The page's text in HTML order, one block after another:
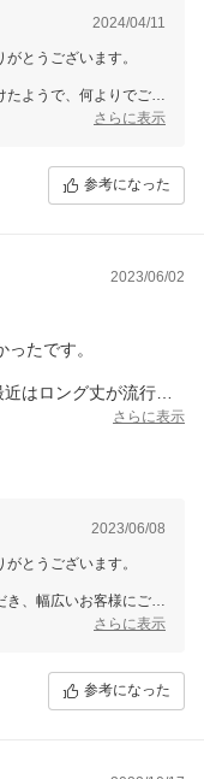
2024/04/11
とうございます。
ようで、何よりでござ
きますようお願い致しま
しくお願いいたしま
さらに表示
参考になった
2023/06/02
たです。
はロング丈が流行っ
ザインがなかなかなか
ので、ウエストリボ
さらに表示
2023/06/08
とうございます。
、幅広いお客様にご使
よう検討をさせていただ
お客様に喜んでもらえ
さらに表示
参考になった